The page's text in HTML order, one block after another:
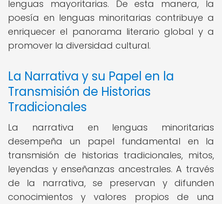
lenguas mayoritarias. De esta manera, la
poesía en lenguas minoritarias contribuye a
enriquecer el panorama literario global y a
promover la diversidad cultural.
La Narrativa y su Papel en la
Transmisión de Historias
Tradicionales
La narrativa en lenguas minoritarias
desempeña un papel fundamental en la
transmisión de historias tradicionales, mitos,
leyendas y enseñanzas ancestrales. A través
de la narrativa, se preservan y difunden
conocimientos y valores propios de una